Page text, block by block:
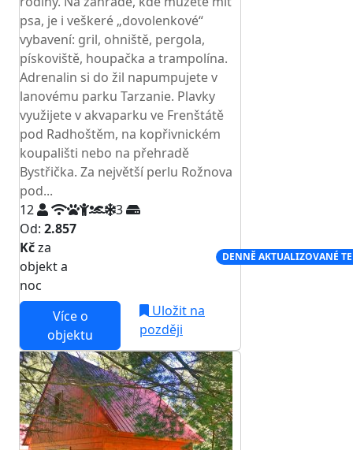
psa, je i veškeré „dovolenkové“
vybavení: gril, ohniště, pergola,
pískoviště, houpačka a trampolína.
Adrenalin si do žil napumpujete v
lanovému parku Tarzanie. Plavky
využijete v akvaparku ve Frenštátě
pod Radhoštěm, na kopřivnickém
koupališti nebo na přehradě
Bystřička. Za největší perlu Rožnova
pod...
12
3
Od: 2.857
Kčza
objekt a
noc
DENNĚ AKTUALIZOVANÉ
Více o
objektu
Uložit na
později